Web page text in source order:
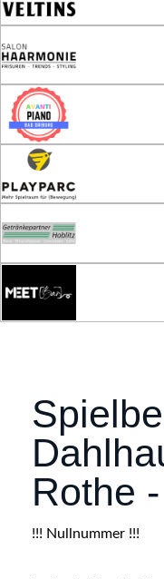
Rothe
!!! Nullnummer !!!